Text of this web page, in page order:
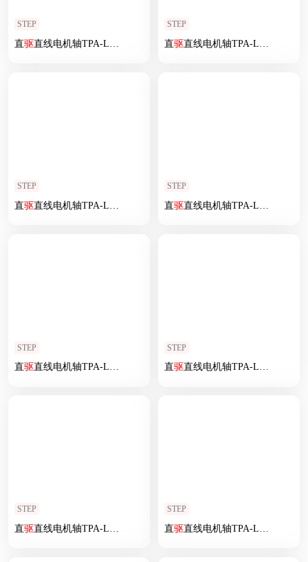
STEP
直驱直线电机轴TPA-LNP 2-1-L540-3-C-05-N3
STEP
直驱直线电机轴TPA-LNP
STEP
直驱直线电机轴TPA-LNP 2-1-L2820-3-C-05-N3
STEP
直驱直线电机轴TPA-LNP
STEP
直驱直线电机轴TPA-LNP 2-1-L1680-3-C-05-N3
STEP
直驱直线电机轴TPA-LNP
STEP
直驱直线电机轴TPA-LNP 2-1-L1140-3-C-05-N3
STEP
直驱直线电机轴TPA-LNP